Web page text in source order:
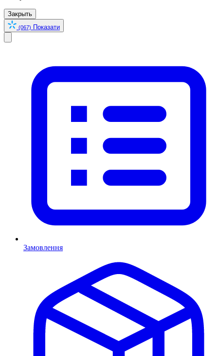
Закрыть
(067) Показати
Замовлення